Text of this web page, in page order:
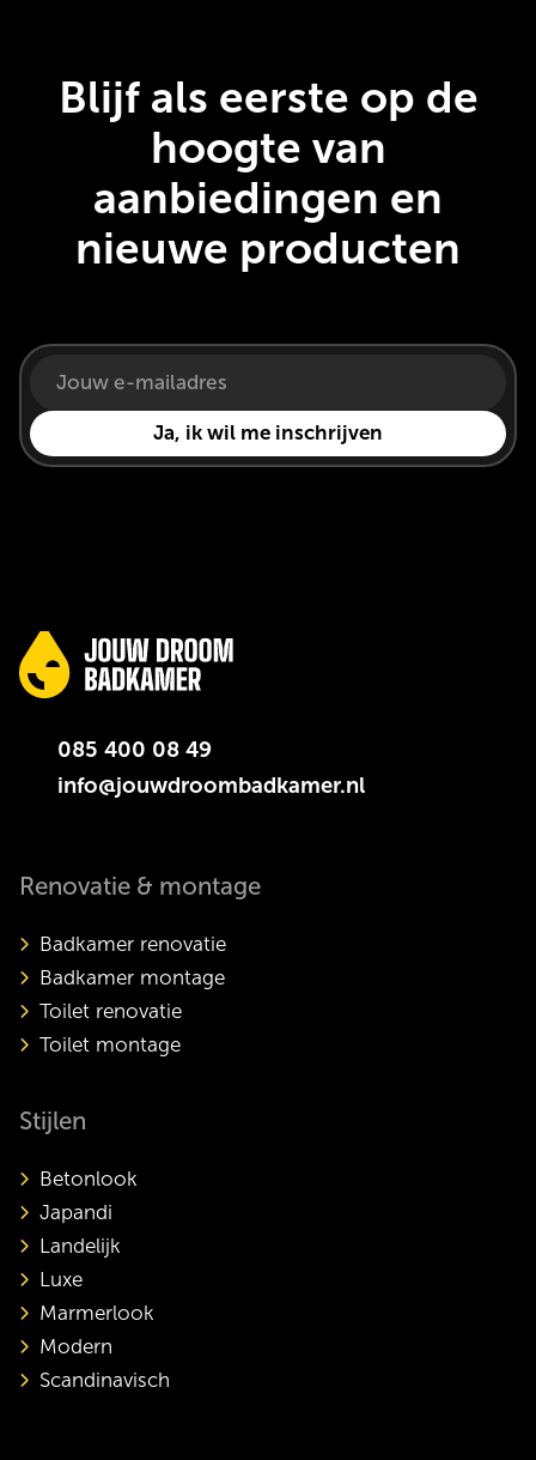
Blijf als eerste op de
hoogte van
aanbiedingen en
nieuwe producten
085 400 08 49
info@jouwdroombadkamer.nl
Renovatie & montage
Badkamer renovatie
Badkamer montage
Toilet renovatie
Toilet montage
Stijlen
Betonlook
Japandi
Landelijk
Luxe
Marmerlook
Modern
Scandinavisch